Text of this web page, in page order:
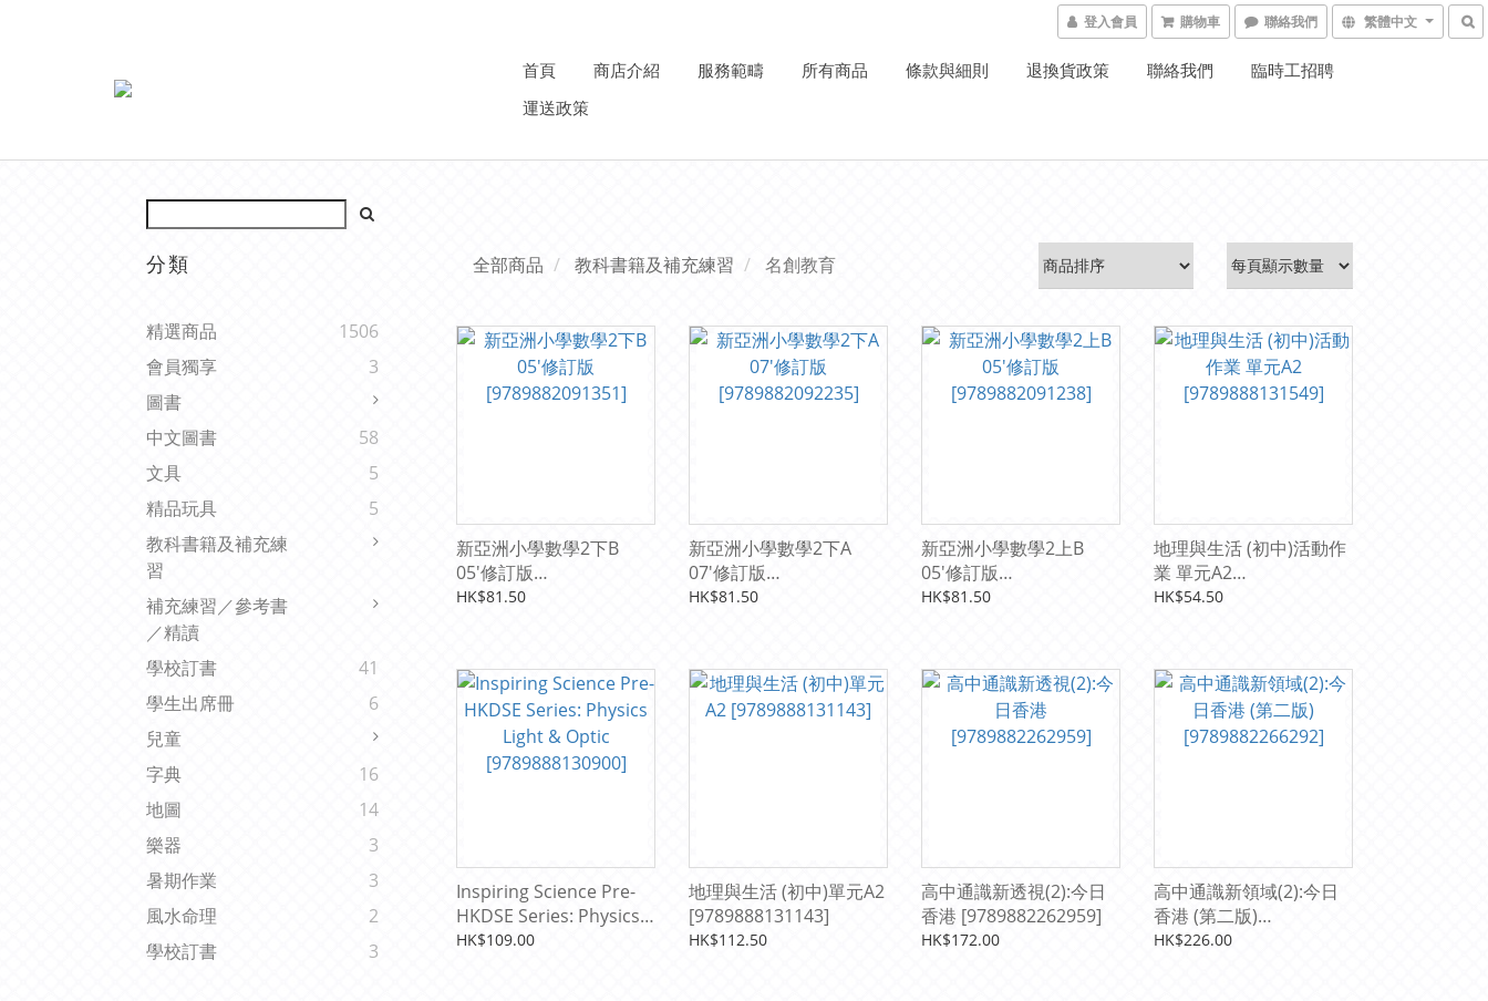
登入會員 購物車 聯絡我們 繁體中文
首頁 商店介紹 服務範疇 所有商品 條款與細則 退換貨政策 聯絡我們
臨時工招聘
運送政策
分類
精選商品
1506
會員獨享
3
圖書
中文圖書
58
文具
5
精品玩具
5
教科書籍及補充練
習
補充練習／參考書
／精讀
學校訂書
41
學生出席冊
6
兒童
字典
16
地圖
14
樂器
3
暑期作業
3
風水命理
2
學校訂書
3
全部商品 教科書籍及補充練習 名創教育
新亞洲小學數學2下B
05'修訂版
[9789882091351]
HK$81.50
新亞洲小學數學2下A
07'修訂版
[9789882092235]
HK$81.50
新亞洲小學數學2上B
05'修訂版
[9789882091238]
HK$81.50
地理與生活 (初中)活動作
業 單元A2
[9789888131549]
HK$54.50
Inspiring Science Pre-
HKDSE Series: Physics
Light & Optic
HK$109.00
地理與生活 (初中)單元A2
[9789888131143]
HK$112.50
高中通識新透視(2):今日
香港 [9789882262959]
HK$172.00
高中通識新領域(2):今日
香港 (第二版)
[9789882266292]
HK$226.00